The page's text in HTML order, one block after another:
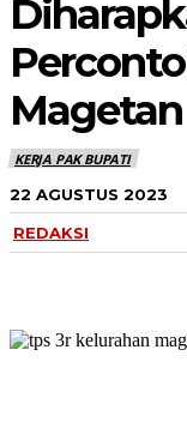
KERJA PAK BUPATI
22 AGUSTUS 2023
REDAKSI